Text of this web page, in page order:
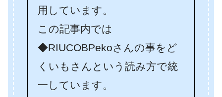
用しています。
この記事内では
◆RIUCOBPekoさんの事をど
くいもさんという読み方で統
一しています。